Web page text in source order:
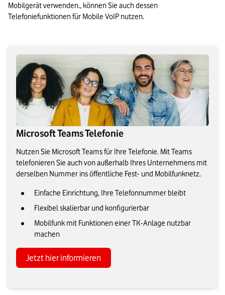
Mobilgerät verwenden., können Sie auch dessen
Telefoniefunktionen für Mobile VoIP nutzen.
Microsoft Teams Telefonie
Nutzen Sie Microsoft Teams für Ihre Telefonie. Mit Teams
telefonieren Sie auch von außerhalb Ihres Unternehmens mit
derselben Nummer ins öffentliche Fest- und Mobilfunknetz.
Einfache Einrichtung, Ihre Telefonnummer bleibt
Flexibel skalierbar und konfigurierbar
Mobilfunk mit Funktionen einer TK-Anlage nutzbar
machen
Jetzt hier informieren